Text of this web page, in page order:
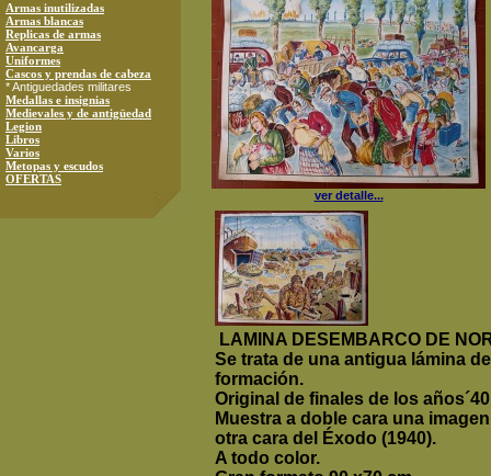
Armas inutilizadas
Armas blancas
Replicas de armas
Avancarga
Uniformes
Cascos y prendas de cabeza
* Antiguedades militares
Medallas e insignias
Medievales y de antigüedad
Legion
Libros
Varios
Metopas y escudos
OFERTAS
ver detalle...
LAMINA DESEMBARCO DE
Se trata de una antigua lámina
formación.
Original de finales de los
Muestra a doble cara una
otra cara del Éxodo (1940).
A todo color.